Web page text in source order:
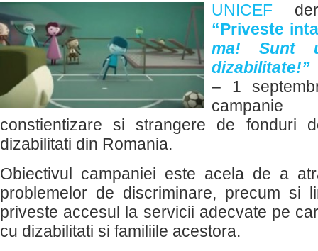
UNICEF
“Priveste
ma! Sunt
dizabilitate!”
– 1
constientizare si strangere de fonduri
dizabilitati din Romania.
Obiectivul campaniei este acela de a
problemelor de discriminare, precum si
priveste accesul la servicii adecvate pe
cu dizabilitati si familiile acestora.